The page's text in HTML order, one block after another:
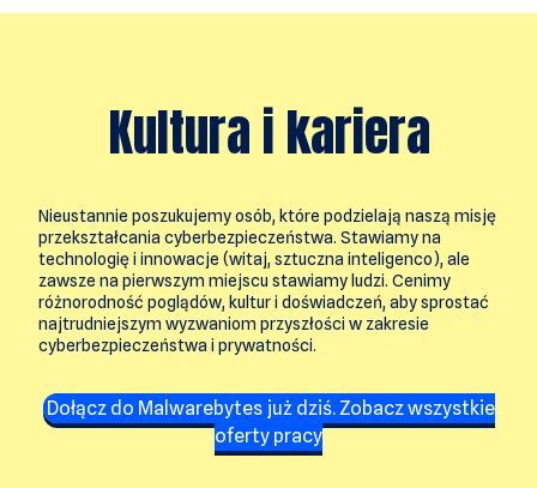
Kultura i kariera
Nieustannie poszukujemy osób, które podzielają naszą misję
przekształcania cyberbezpieczeństwa. Stawiamy na
technologię i innowacje (witaj, sztuczna inteligenco), ale
zawsze na pierwszym miejscu stawiamy ludzi. Cenimy
różnorodność poglądów, kultur i doświadczeń, aby sprostać
najtrudniejszym wyzwaniom przyszłości w zakresie
cyberbezpieczeństwa i prywatności.
Dołącz do Malwarebytes już dziś. Zobacz wszystkie
oferty pracy